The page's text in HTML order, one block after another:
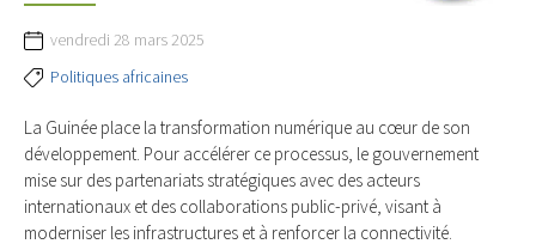
vendredi 28 mars 2025
Politiques africaines
La Guinée place la transformation numérique au cœur de son
développement. Pour accélérer ce processus, le gouvernement
mise sur des partenariats stratégiques avec des acteurs
internationaux et des collaborations public-privé, visant à
moderniser les infrastructures et à renforcer la connectivité.